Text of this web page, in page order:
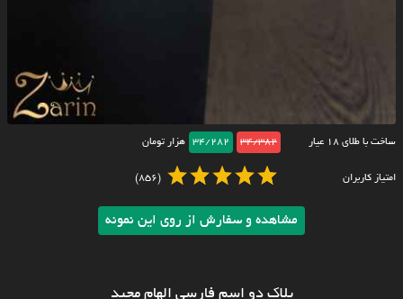
ساخت با طلای ۱۸ عیار 34/382
34/282 هزار تومان
امتیاز کاربران (856)
مشاهده و سفارش از روی این نمونه
پلاک دو اسم فارسی الهام مجید